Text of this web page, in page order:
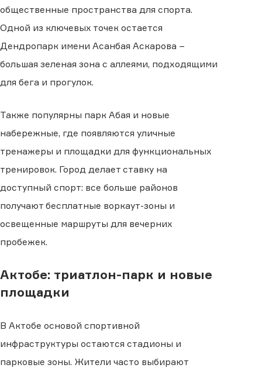
общественные пространства для спорта.
Одной из ключевых точек остается
Дендропарк имени Асанбая Аскарова −
большая зеленая зона с аллеями, подходящими
для бега и прогулок.
Также популярны парк Абая и новые
набережные, где появляются уличные
тренажеры и площадки для функциональных
тренировок. Город делает ставку на
доступный спорт: все больше районов
получают бесплатные воркаут-зоны и
освещенные маршруты для вечерних
пробежек.
Актобе: триатлон-парк и новые
площадки
В Актобе основой спортивной
инфраструктуры остаются стадионы и
парковые зоны. Жители часто выбирают